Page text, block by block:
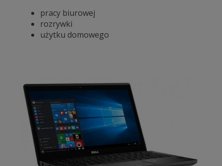
pracy biurowej
rozrywki
użytku domowego